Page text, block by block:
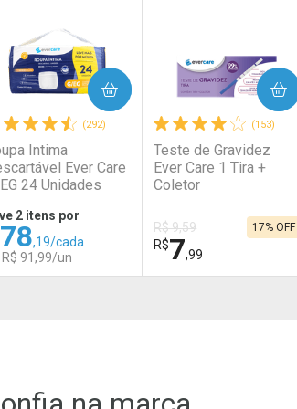
(292)
Intima
Ever Care
24 Unidades
2 itens por
78,19/cada
R$ 91,99/un
COMPRAR
(153)
Teste de Gravidez
Ever Care 1 Tira +
Coletor
R$ 9,59
R$7,99
17% OFF
COMPRAR